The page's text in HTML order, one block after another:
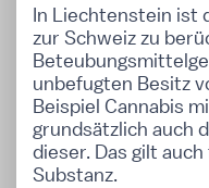
In Liechtenstein ist
zur Schweiz zu
unbefugten Besitz
Beispiel Cannabis
grundsätzlich auch
dieser. Das gilt
Substanz.